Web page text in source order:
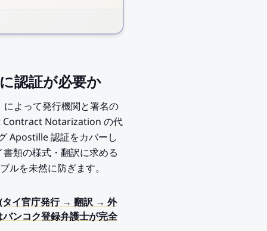
認証が必要か
よって発行機関と署名の
Contract Notarization の代
Apostille 認証をカバーし
類の様式・翻訳に求める
を未然に防ぎます。
イ官庁発行 → 翻訳 → 外
ンコク登録弁護士が完全